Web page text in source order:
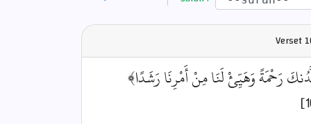
Verset
رَحْمَةً وَهَيِّئْ لَنَا مِنْ أَمْرِنَا رَشَدًا﴾